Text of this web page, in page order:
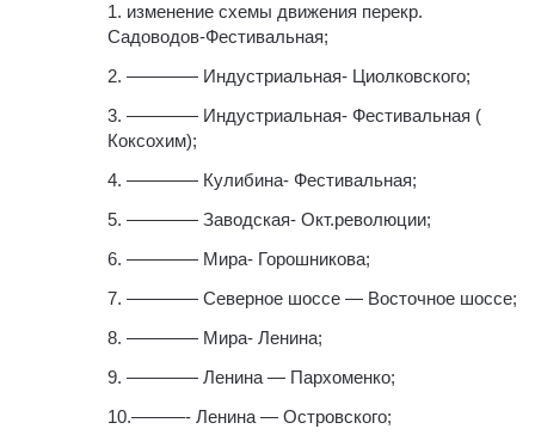
1. изменение схемы движения перекр.
Садоводов-Фестивальная;
2. ———— Индустриальная- Циолковского;
3. ———— Индустриальная- Фестивальная (
Коксохим);
4. ———— Кулибина- Фестивальная;
5. ———— Заводская- Окт.революции;
6. ———— Мира- Горошникова;
7. ———— Северное шоссе — Восточное шоссе;
8. ———— Мира- Ленина;
9. ———— Ленина — Пархоменко;
10.———- Ленина — Островского;